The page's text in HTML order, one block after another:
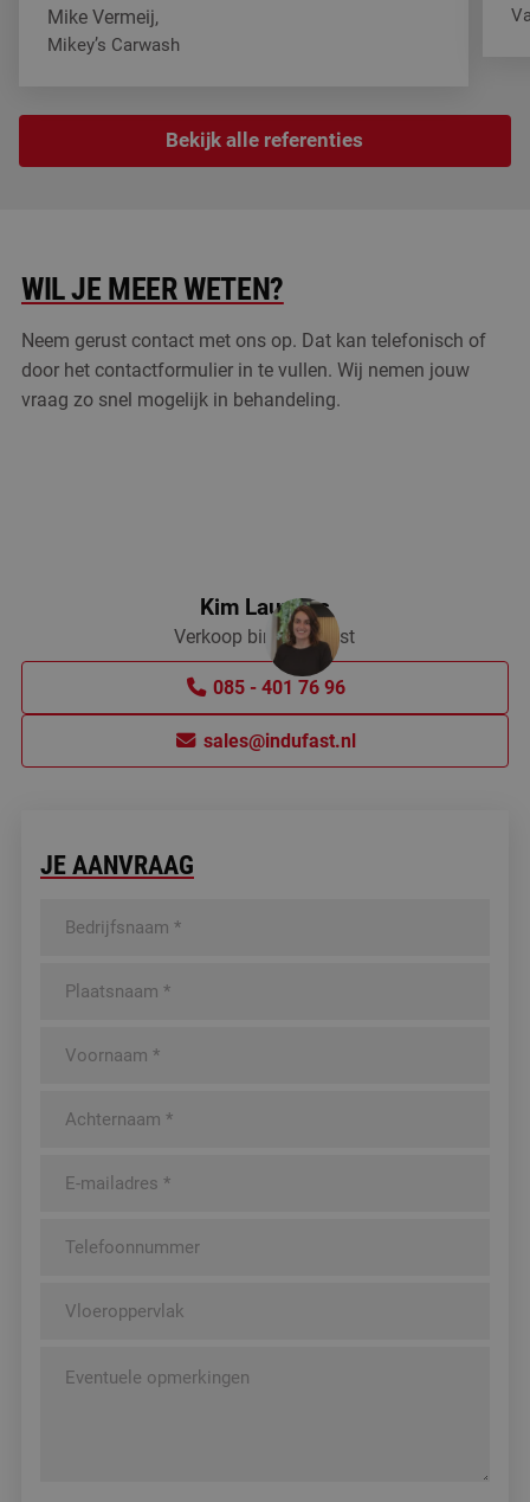
Mike Vermeij,
Mikey’s Carwash
Bekijk alle referenties
WIL JE MEER WETEN?
Neem gerust contact met ons op. Dat kan telefonisch of
door het contactformulier in te vullen. Wij nemen jouw
vraag zo snel mogelijk in behandeling.
Kim Lauwers
Verkoop binnendienst
085 - 401 76 96
sales@indufast.nl
JE AANVRAAG